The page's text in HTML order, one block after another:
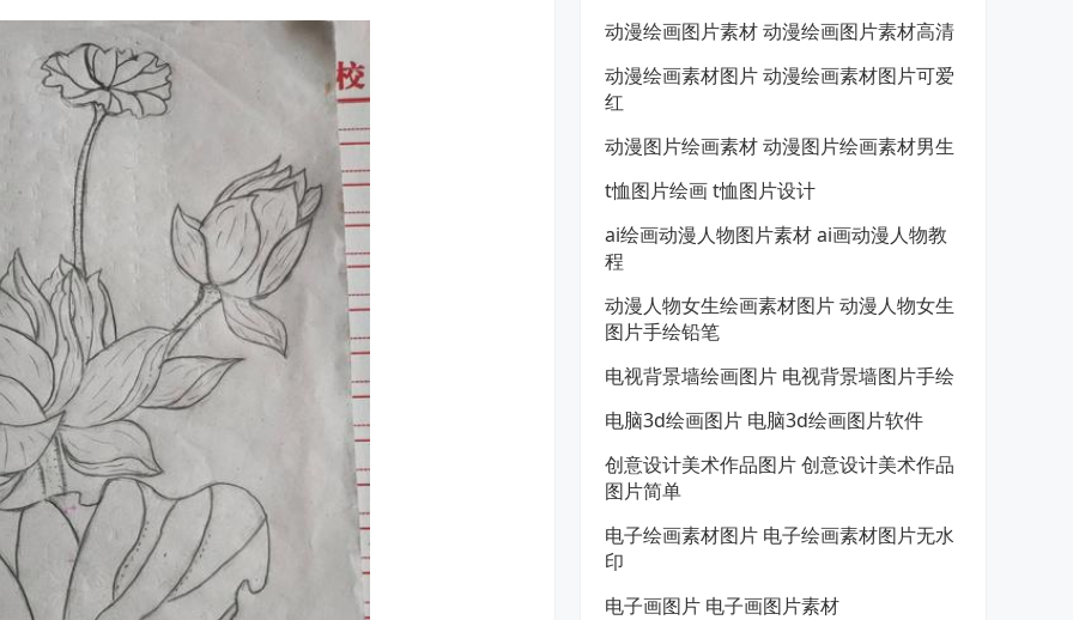
动漫绘画图片素材 动漫绘画图片素材高清
动漫绘画素材图片 动漫绘画素材图片可爱
红
动漫图片绘画素材 动漫图片绘画素材男生
t恤图片绘画 t恤图片设计
ai绘画动漫人物图片素材 ai画动漫人物教
程
动漫人物女生绘画素材图片 动漫人物女生
图片手绘铅笔
电视背景墙绘画图片 电视背景墙图片手绘
电脑3d绘画图片 电脑3d绘画图片软件
创意设计美术作品图片 创意设计美术作品
图片简单
电子绘画素材图片 电子绘画素材图片无水
印
电子画图片 电子画图片素材